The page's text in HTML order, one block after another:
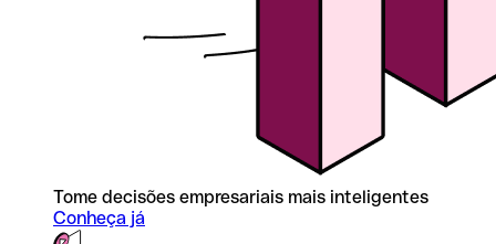
Tome decisões empresariais mais inteligentes
Conheça já